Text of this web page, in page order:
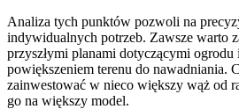
Analiza tych punktów pozwoli na
indywidualnych potrzeb. Zawsze warto
przyszłymi planami dotyczącymi
powiększeniem terenu do nawadniania.
zainwestować w nieco większy wąż od
go na większy model.